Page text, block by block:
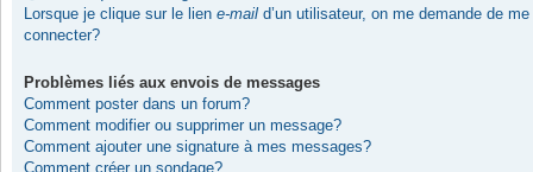
Lorsque je clique sur le lien e-mail d’un utilisateur, on me demande de me
connecter?
Problèmes liés aux envois de messages
Comment poster dans un forum?
Comment modifier ou supprimer un message?
Comment ajouter une signature à mes messages?
Comment créer un sondage?